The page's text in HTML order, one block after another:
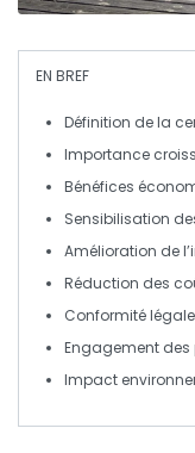
EN BREF
Définition de la
Importance
Bénéfices
Sensibilisation
Amélioration de
Réduction des
Conformité légale
Engagement des
Impact